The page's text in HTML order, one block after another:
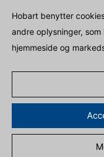
Fax
+45 43 90 50 02
E-post
Venligst kontakt
Hobart benytter
andre oplysninger,
hjemmeside og